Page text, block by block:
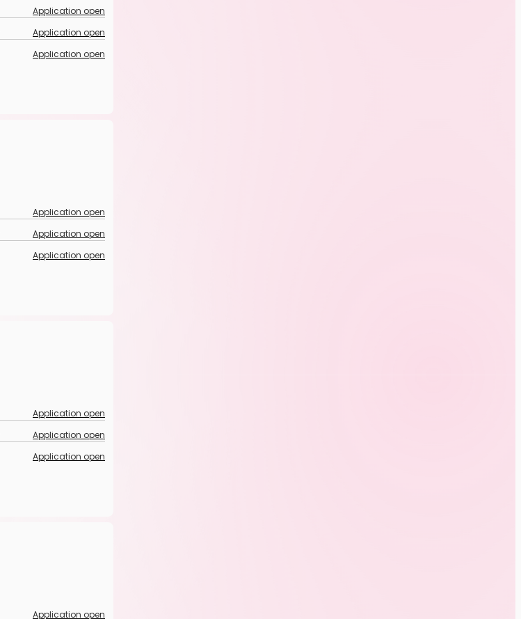
Application open
Application open
Application open
Application open
Application open
Application open
Application open
Application open
Application open
Application open